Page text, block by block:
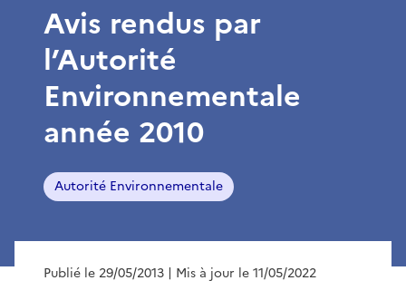
Avis rendus par
l’Autorité
Environnementale
année 2010
Autorité Environnementale
Publié le 29/05/2013 | Mis à jour le 11/05/2022